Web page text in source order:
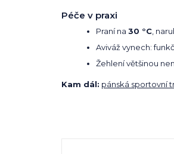
Péče v praxi
Praní na 30 °C ,
Aviváž vynech:
Žehlení většinou
Kam dál: pánská sportovní